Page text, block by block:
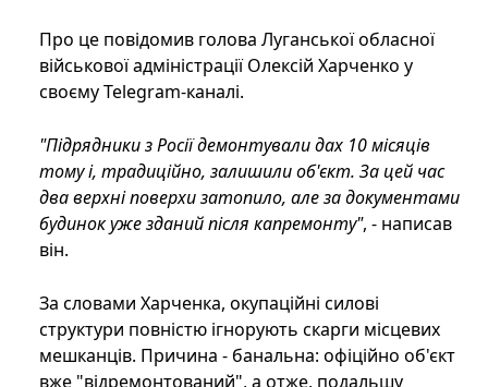
Про це повідомив голова Луганської обласної
військової адміністрації Олексій Харченко у
своєму Telegram-каналі.
"Підрядники з Росії демонтували дах 10 місяців
тому і, традиційно, залишили об'єкт. За цей час
два верхні поверхи затопило, але за документами
будинок уже зданий після капремонту", - написав
він.
За словами Харченка, окупаційні силові
структури повністю ігнорують скарги місцевих
мешканців. Причина - банальна: офіційно об'єкт
вже "відремонтований", а отже, подальшу